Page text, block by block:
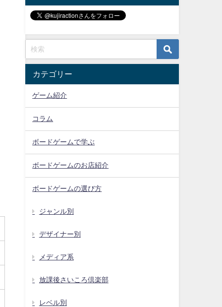
カテゴリー
ゲーム紹介
コラム
ボードゲームで学ぶ
ボードゲームのお店紹介
ボードゲームの選び方
ジャンル別
デザイナー別
メディア系
放課後さいころ倶楽部
レベル別